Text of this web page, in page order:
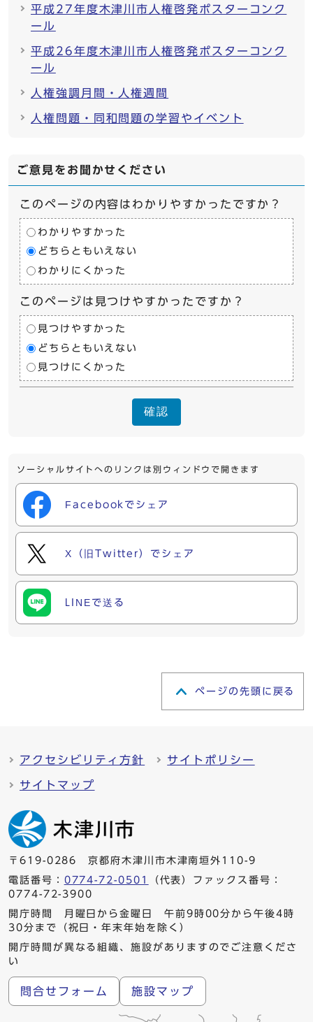
平成27年度木津川市人権啓発ポスターコンク
ール
平成26年度木津川市人権啓発ポスターコンク
ール
人権強調月間・人権週間
人権問題・同和問題の学習やイベント
ご意見をお聞かせください
このページの内容はわかりやすかったですか？
わかりやすかった
どちらともいえない
わかりにくかった
このページは見つけやすかったですか？
見つけやすかった
どちらともいえない
見つけにくかった
確認
ソーシャルサイトへのリンクは別ウィンドウで開きます
Facebookでシェア
X（旧Twitter）でシェア
LINEで送る
ページの先頭に戻る
アクセシビリティ方針 サイトポリシー
サイトマップ
〒619-0286 京都府木津川市木津南垣外110-9
電話番号： 0774-72-0501
（代表）ファックス番号：
0774-72-3900
開庁時間 月曜日から金曜日 午前9時00分から午後4時
30分まで（祝日・年末年始を除く）
開庁時間が異なる組織、施設がありますのでご注意くださ
い
問合せフォーム 施設マップ